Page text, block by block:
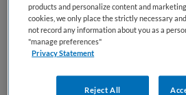
Deze vacature Verpleegkundige bij
meer actueel. Hieronder staan
vacatures die voor u wellicht
products and personalize content and
cookies, we only place the strictly necessary
not record any information about you as a
"manage preferences"
Privacy Statement
Reject All